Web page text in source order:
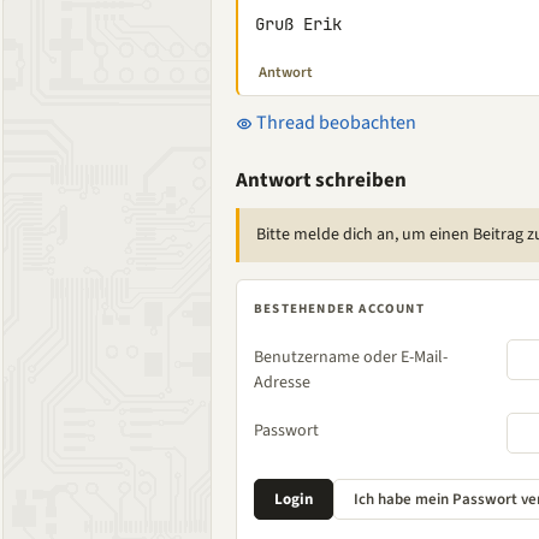
Gruß Erik
Antwort
Thread beobachten
Antwort schreiben
Bitte melde dich an, um einen Beitrag
BESTEHENDER ACCOUNT
Benutzername oder E-Mail-
Adresse
Passwort